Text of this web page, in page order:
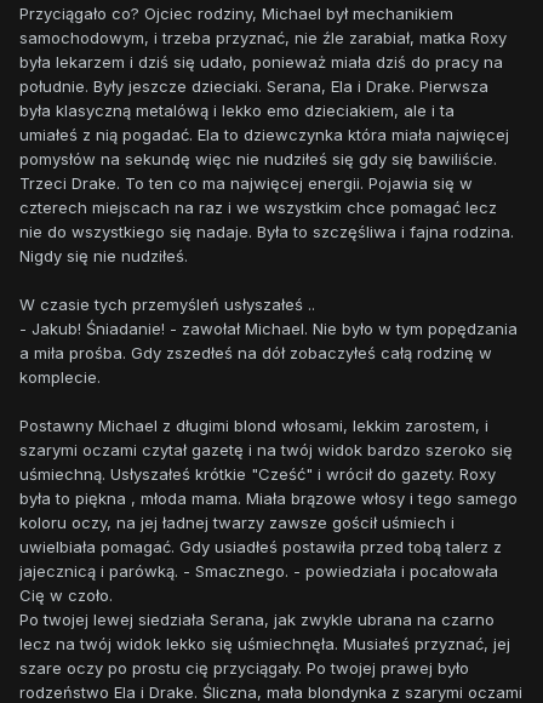
Przyciągało co? Ojciec rodziny, Michael był mechanikiem
samochodowym, i trzeba przyznać, nie źle zarabiał, matka Roxy
była lekarzem i dziś się udało, ponieważ miała dziś do pracy na
południe. Były jeszcze dzieciaki. Serana, Ela i Drake. Pierwsza
była klasyczną metalówą i lekko emo dzieciakiem, ale i ta
umiałeś z nią pogadać. Ela to dziewczynka która miała najwięcej
pomysłów na sekundę więc nie nudziłeś się gdy się bawiliście.
Trzeci Drake. To ten co ma najwięcej energii. Pojawia się w
czterech miejscach na raz i we wszystkim chce pomagać lecz
nie do wszystkiego się nadaje. Była to szczęśliwa i fajna rodzina.
Nigdy się nie nudziłeś.
W czasie tych przemyśleń usłyszałeś ..
- Jakub! Śniadanie! - zawołał Michael. Nie było w tym popędzania
a miła prośba. Gdy zszedłeś na dół zobaczyłeś całą rodzinę w
komplecie.
Postawny Michael z długimi blond włosami, lekkim zarostem, i
szarymi oczami czytał gazetę i na twój widok bardzo szeroko się
uśmiechną. Usłyszałeś krótkie "Cześć" i wrócił do gazety. Roxy
była to piękna , młoda mama. Miała brązowe włosy i tego samego
koloru oczy, na jej ładnej twarzy zawsze gościł uśmiech i
uwielbiała pomagać. Gdy usiadłeś postawiła przed tobą talerz z
jajecznicą i parówką. - Smacznego. - powiedziała i pocałowała
Cię w czoło.
Po twojej lewej siedziała Serana, jak zwykle ubrana na czarno
lecz na twój widok lekko się uśmiechnęła. Musiałeś przyznać, jej
szare oczy po prostu cię przyciągały. Po twojej prawej było
rodzeństwo Ela i Drake. Śliczna, mała blondynka z szarymi oczami